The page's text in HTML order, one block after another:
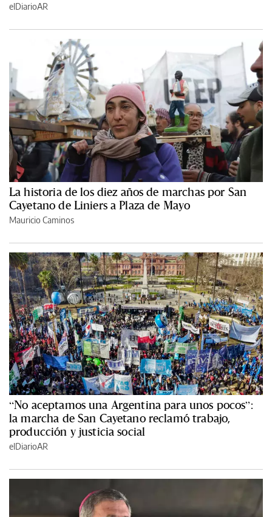
elDiarioAR
La historia de los diez años de marchas por San
Cayetano de Liniers a Plaza de Mayo
Mauricio Caminos
“No aceptamos una Argentina para unos pocos”:
la marcha de San Cayetano reclamó trabajo,
producción y justicia social
elDiarioAR